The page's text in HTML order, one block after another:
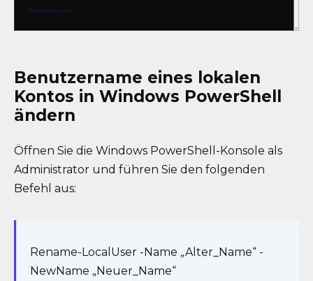
Benutzername eines lokalen
Kontos in Windows PowerShell
ändern
Öffnen Sie die Windows PowerShell-Konsole als
Administrator und führen Sie den folgenden
Befehl aus:
Rename-LocalUser -Name „Alter_Name“ -
NewName „Neuer_Name“